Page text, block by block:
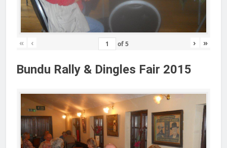
« ‹ of5 › »
Bundu Rally & Dingles Fair 2015